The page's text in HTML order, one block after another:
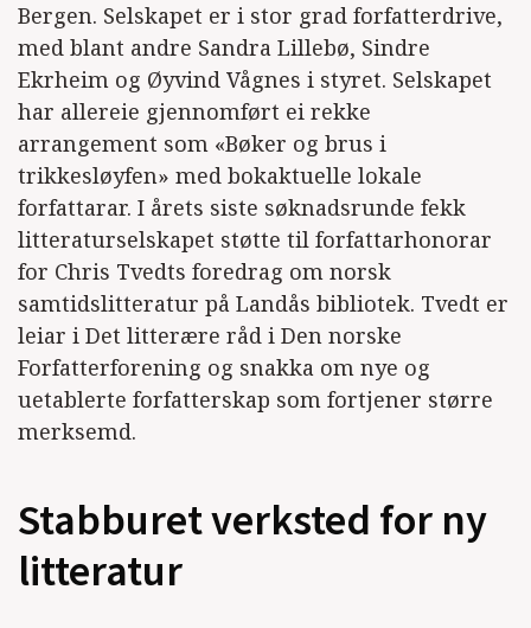
Bergen. Selskapet er i stor grad forfatterdrive,
med blant andre Sandra Lillebø, Sindre
Ekrheim og Øyvind Vågnes i styret. Selskapet
har allereie gjennomført ei rekke
arrangement som «Bøker og brus i
trikkesløyfen» med bokaktuelle lokale
forfattarar. I årets siste søknadsrunde fekk
litteraturselskapet støtte til forfattarhonorar
for Chris Tvedts foredrag om norsk
samtidslitteratur på Landås bibliotek. Tvedt er
leiar i Det litterære råd i Den norske
Forfatterforening og snakka om nye og
uetablerte forfatterskap som fortjener større
merksemd.
Stabburet verksted for ny
litteratur